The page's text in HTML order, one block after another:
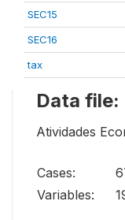
SEC15
SEC16
tax
Data file:
Atividades
Cases:
Variables: